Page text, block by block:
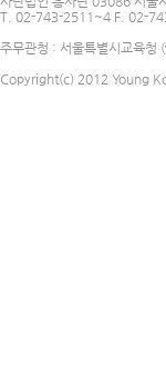
T. 02-743-2511~4 F. 02-
주무관청 : 서울특별시교육청 (
Copyright(c) 2012 Young